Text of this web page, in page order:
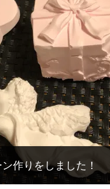
作りをしました！